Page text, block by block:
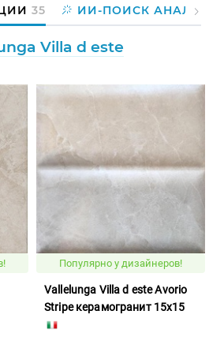
35 ИИ-ПОИСК
Villa d este
Популярно у дизайнеров!
Vallelunga Villa d este Avorio
Stripe керамогранит 15x15